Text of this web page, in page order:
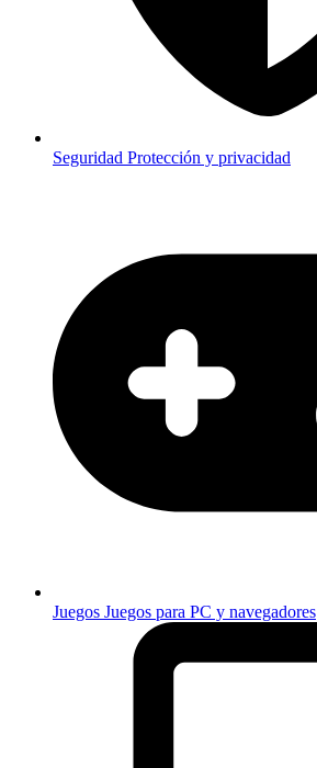
Seguridad Protección y privacidad
Juegos Juegos para PC y navegadores